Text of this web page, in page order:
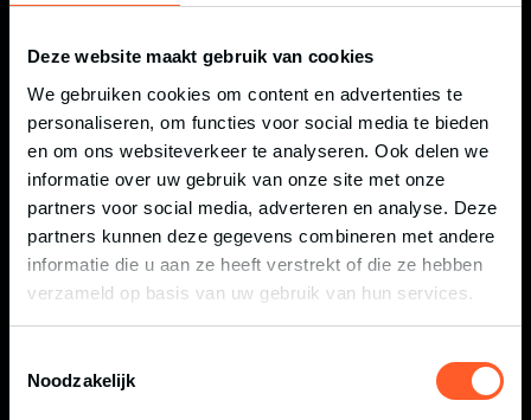
Deze website maakt gebruik van cookies
We gebruiken cookies om content en advertenties te
personaliseren, om functies voor social media te bieden
en om ons websiteverkeer te analyseren. Ook delen we
informatie over uw gebruik van onze site met onze
partners voor social media, adverteren en analyse. Deze
partners kunnen deze gegevens combineren met andere
informatie die u aan ze heeft verstrekt of die ze hebben
verzameld op basis van uw gebruik van hun services.
Noodzakelijk
DE LEUKSTE HARDLOOPWEDSTRIJDEN
IN OVERIJSSEL EN TWENTE